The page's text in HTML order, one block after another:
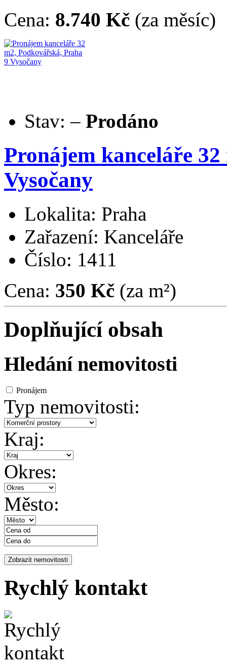
Cena: 8.740 Kč (za měsíc)
Stav: – Prodáno
Pronájem kanceláře
Vysočany
Lokalita: Praha
Zařazení: Kanceláře
Číslo: 1411
Cena: 350 Kč (za m²)
Doplňující obsah
Hledání nemovitosti
Pronájem
Typ nemovitosti:
Kraj:
Okres:
Město:
Rychlý kontakt